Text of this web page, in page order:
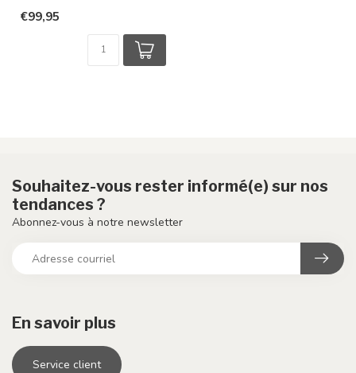
€99,95
En savoir plus
Service client
Souhaitez-vous rester informé(e) sur nos
tendances ?
Abonnez-vous à notre newsletter